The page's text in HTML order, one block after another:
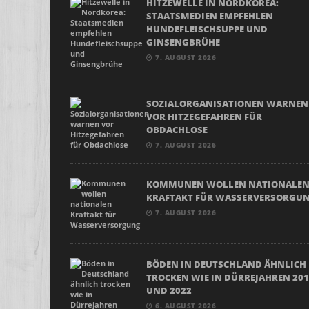
HITZEWELLE IN NORDKOREA:
STAATSMEDIEN EMPFEHLEN
HUNDEFLEISCHSUPPE UND
GINSENGBRÜHE
7. AUGUST 2026
SOZIALORGANISATIONEN WARNEN
VOR HITZEGEFAHREN FÜR
OBDACHLOSE
7. AUGUST 2026
KOMMUNEN WOLLEN NATIONALEN
KRAFTAKT FÜR
7. AUGUST 2026
BÖDEN IN DEUTSCHLAND ÄHNLICH
TROCKEN WIE IN DÜRREJAHREN
UND 2022
6. AUGUST 2026